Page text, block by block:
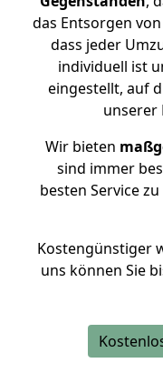
das Entsorgen
dass jeder
individuell ist
eingestellt, auf
unserer
Wir bieten
sind immer
besten Service
Kostengünstiger
uns können Sie